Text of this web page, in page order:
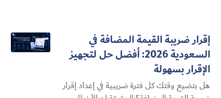
إقرار ضريبة القيمة المضافة في
السعودية 2026: أفضل حل لتجهيز
الإقرار بسهولة
هل بتضيع وقتك كل فترة ضريبية في إعداد إقرار